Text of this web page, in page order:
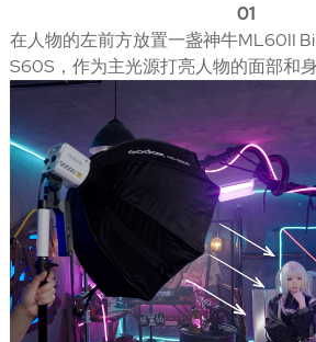
01
在人物的左前方放置一盏神牛ML60II
S60S，作为主光源打亮人物的面部和身